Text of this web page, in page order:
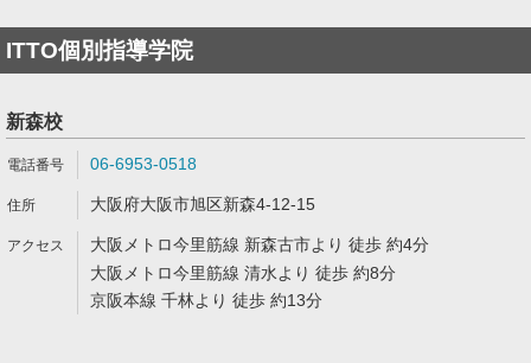
ITTO個別指導学院
新森校
06-6953-0518
大阪府大阪市旭区新森4-12-15
大阪メトロ今里筋線 新森古市より 徒歩 約4分
大阪メトロ今里筋線 清水より 徒歩 約8分
京阪本線 千林より 徒歩 約13分